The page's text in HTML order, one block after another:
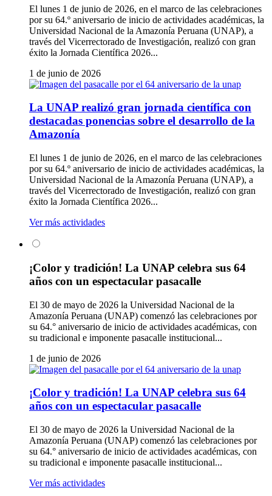
El lunes 1 de junio de 2026, en el marco de las celebraciones
por su 64.º aniversario de inicio de actividades académicas, la
Universidad Nacional de la Amazonía Peruana (UNAP), a
través del Vicerrectorado de Investigación, realizó con gran
éxito la Jornada Científica 2026...
1 de junio de 2026
La UNAP realizó gran jornada científica con
destacadas ponencias sobre el desarrollo de la
Amazonía
El lunes 1 de junio de 2026, en el marco de las celebraciones
por su 64.º aniversario de inicio de actividades académicas, la
Universidad Nacional de la Amazonía Peruana (UNAP), a
través del Vicerrectorado de Investigación, realizó con gran
éxito la Jornada Científica 2026...
Ver más actividades
¡Color y tradición! La UNAP celebra sus 64
años con un espectacular pasacalle
El 30 de mayo de 2026 la Universidad Nacional de la
Amazonía Peruana (UNAP) comenzó las celebraciones por
su 64.° aniversario de inicio de actividades académicas, con
su tradicional e imponente pasacalle institucional...
1 de junio de 2026
¡Color y tradición! La UNAP celebra sus 64
años con un espectacular pasacalle
El 30 de mayo de 2026 la Universidad Nacional de la
Amazonía Peruana (UNAP) comenzó las celebraciones por
su 64.° aniversario de inicio de actividades académicas, con
su tradicional e imponente pasacalle institucional...
Ver más actividades